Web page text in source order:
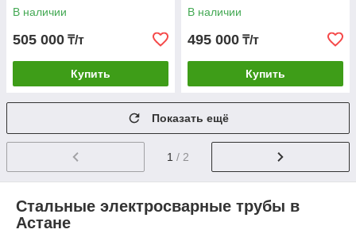
В наличии
505 000 ₸/т
Купить
В наличии
495 000 ₸/т
Купить
Показать ещё
1 / 2
Стальные электросварные трубы в
Астане